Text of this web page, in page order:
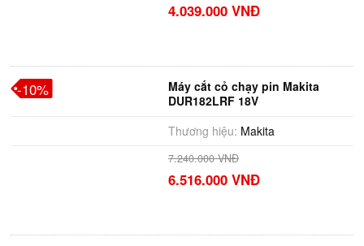
4.039.000 VNĐ
Máy cắt cỏ chạy pin Makita
DUR182LRF 18V
Thương hiệu: Makita
7.240.000 VNĐ
6.516.000 VNĐ
-10%